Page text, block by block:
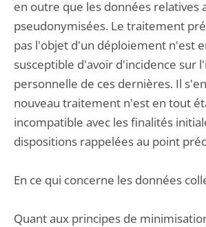
en outre que les données relatives
pseudonymisées. Le traitement
pas l'objet d'un déploiement n'est
susceptible d'avoir d'incidence sur
personnelle de ces dernières. Il
nouveau traitement n'est en tout
incompatible avec les finalités
dispositions rappelées au point
En ce qui concerne les données
Quant aux principes de